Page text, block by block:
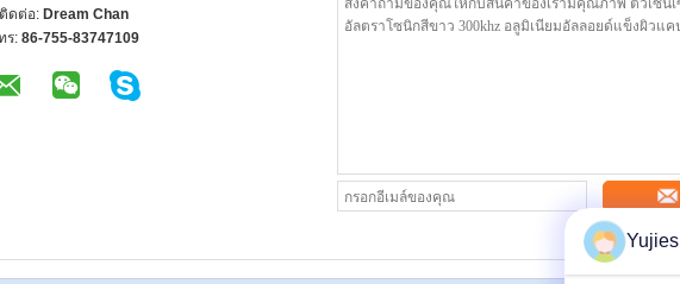
ดต่อ: Dream Chan
ร: 86-755-83747109
Yujies